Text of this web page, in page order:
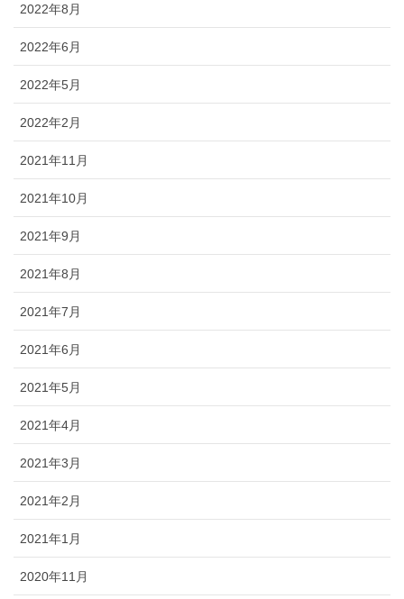
2022年8月
2022年6月
2022年5月
2022年2月
2021年11月
2021年10月
2021年9月
2021年8月
2021年7月
2021年6月
2021年5月
2021年4月
2021年3月
2021年2月
2021年1月
2020年11月